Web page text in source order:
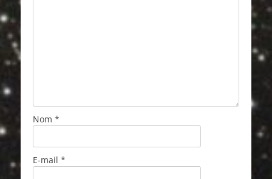
Nom *
E-mail *